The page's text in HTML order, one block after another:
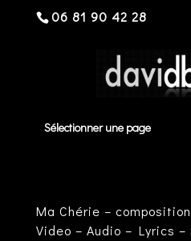
06 81 90 42 28
Sélectionner une page
Ma Chérie –
Video – Audio – Lyrics –